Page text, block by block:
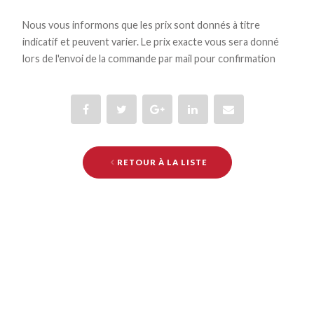
Nous vous informons que les prix sont donnés à titre
indicatif et peuvent varier. Le prix exacte vous sera donné
lors de l'envoi de la commande par mail pour confirmation
RETOUR À LA LISTE